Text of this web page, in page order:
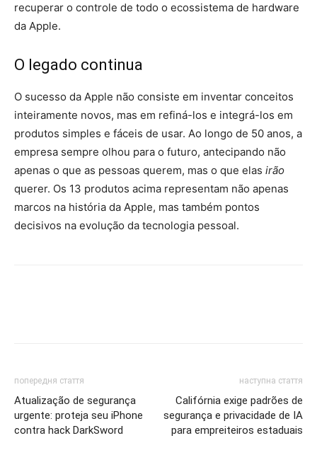
recuperar o controle de todo o ecossistema de hardware
da Apple.
O legado continua
O sucesso da Apple não consiste em inventar conceitos
inteiramente novos, mas em refiná-los e integrá-los em
produtos simples e fáceis de usar. Ao longo de 50 anos, a
empresa sempre olhou para o futuro, antecipando não
apenas o que as pessoas querem, mas o que elas irão
querer. Os 13 produtos acima representam não apenas
marcos na história da Apple, mas também pontos
decisivos na evolução da tecnologia pessoal.
попередня стаття
Atualização de segurança
urgente: proteja seu iPhone
contra hack DarkSword
наступна стаття
Califórnia exige padrões de
segurança e privacidade de IA
para empreiteiros estaduais